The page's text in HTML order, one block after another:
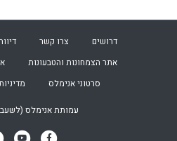
דרושים צרו קשר
אתר הצמחונות והטבעונות
סרטוני אנימלס
עמותתאנימלס
Facebook